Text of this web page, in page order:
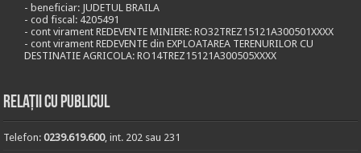
- beneficiar: JUDETUL BRAILA
- cod fiscal: 4205491
- cont virament REDEVENTE MINIERE: RO32TREZ15121A300501XXXX
- cont virament REDEVENTE din EXPLOATAREA TERENURILOR CU
DESTINATIE AGRICOLA: RO14TREZ15121A300505XXXX
Relații cu publicul
Telefon:0239.619.600, int. 202 sau 231